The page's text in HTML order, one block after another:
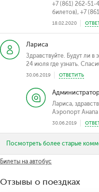
+7 (861) 262-51-
билетов), +7
18.02.2020
Лариса
Здравствуйте. Будут ли
24 июля где узнать.
30.06.2019 ОТВЕТИТЬ
Лариса,
Аэропорт Анапа
30.06.2019
Посмотреть более старые
Билеты на автобус
Отзывы о поездках